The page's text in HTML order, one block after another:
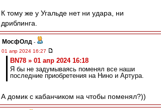
К тому же у Угальде нет ни удара, ни
дриблинга.
МосфОлд -
01 апр 2024 16:27
BN78 » 01 апр 2024 16:18
Я бы не задумываясь поменял все наши
последние приобретения на Нино и Артура.
А домик с кабанчиком на чтобы поменял?))